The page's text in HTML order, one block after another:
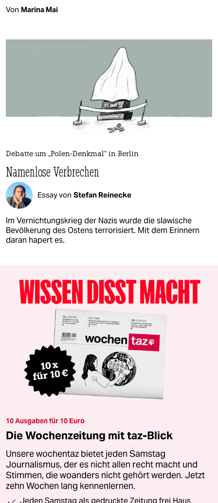
Von Marina Mai
Debatte um „Polen-Denkmal“ in Berlin
Namenlose Verbrechen
Essay von Stefan Reinecke
Im Vernichtungskrieg der Nazis wurde die slawische
Bevölkerung des Ostens terrorisiert. Mit dem Erinnern
daran hapert es.
10 Ausgaben für 10 Euro
Die Wochenzeitung mit taz-Blick
Unsere wochentaz bietet jeden Samstag
Journalismus, der es nicht allen recht macht und
Stimmen, die woanders nicht gehört werden. Jetzt
zehn Wochen lang kennenlernen.
Jeden Samstag als gedruckte Zeitung frei Haus